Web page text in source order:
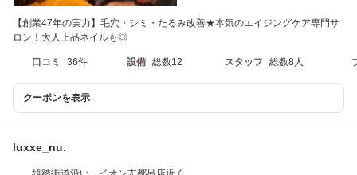
【創業47年の実力】毛穴・シミ・たるみ改善★本気のエイジングケア専門サ
ロン！大人上品ネイルも◎
口コミ 36件 設備 総数12 スタッフ 総数8人
クーポンを表示
luxxe_nu.